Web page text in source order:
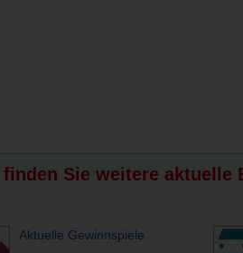
finden Sie weitere aktuelle
Aktuelle Gewinnspiele